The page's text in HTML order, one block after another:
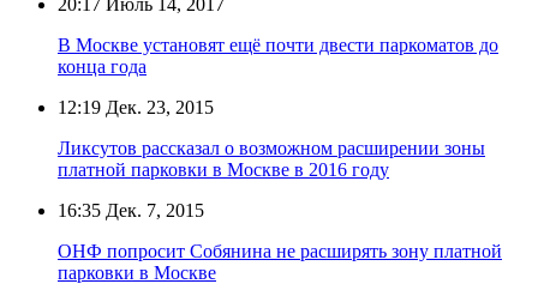
В Москве установят ещё почти двести паркоматов до
конца года
12:19 Дек. 23, 2015
Ликсутов рассказал о возможном расширении зоны
платной парковки в Москве в 2016 году
16:35 Дек. 7, 2015
ОНФ попросит Собянина не расширять зону платной
парковки в Москве